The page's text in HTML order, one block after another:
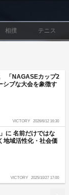
相撲 テニス
「NAGASEカップ2
シブな大会を象徴す
VICTORY 2026/6/12 16:30
に 名前だけではな
地域活性化・社会価
VICTORY 2025/10/27 17:00